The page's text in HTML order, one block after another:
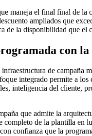
maneja el final final de
ampliados que
de la disponibilidad que
con
de
integrado permite a
inteligencia del cliente,
que admite la
de la plantilla
confianza que la